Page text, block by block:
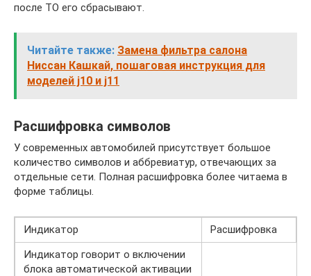
после ТО его сбрасывают.
Читайте также: Замена фильтра салона
Ниссан Кашкай, пошаговая инструкция для
моделей j10 и j11
Расшифровка символов
У современных автомобилей присутствует большое
количество символов и аббревиатур, отвечающих за
отдельные сети. Полная расшифровка более читаема в
форме таблицы.
Индикатор
Расшифровка
Индикатор говорит о включении
блока автоматической активации